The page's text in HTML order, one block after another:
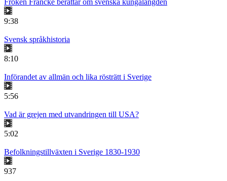
Fröken Francke berättar om svenska kungalängden
9:38
Svensk språkhistoria
8:10
Införandet av allmän och lika rösträtt i Sverige
5:56
Vad är grejen med utvandringen till USA?
5:02
Befolkningstillväxten i Sverige 1830-1930
937